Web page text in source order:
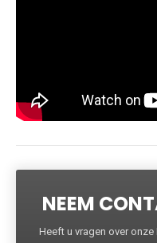
NEEM
Heeft u vragen over onze